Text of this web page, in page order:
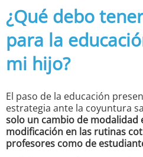
¿Qué debo
para la
mi hijo?
El paso de la educación
estrategia ante la coyuntura
solo un cambio de modalidad
modificación en las rutinas
profesores como de